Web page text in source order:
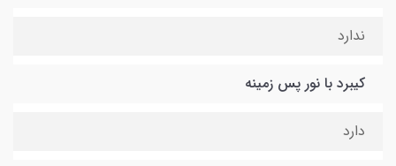
ندارد
کیبرد با نور پس زمینه
دارد